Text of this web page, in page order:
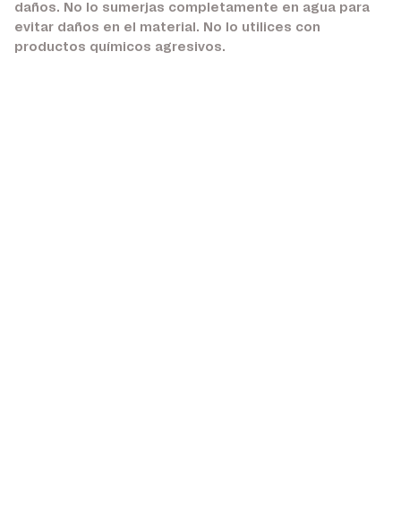
daños. No lo sumerjas completamente en agua para
evitar daños en el material. No lo utilices con
productos químicos agresivos.